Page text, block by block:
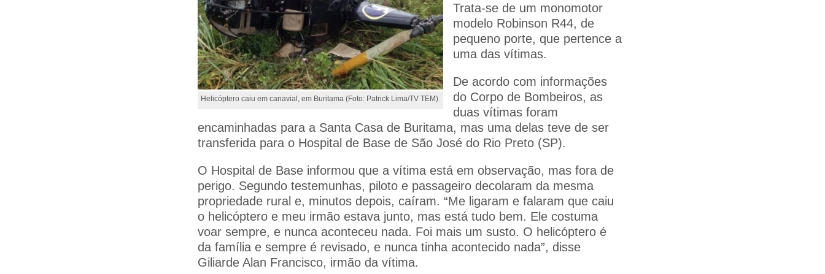
Helicóptero caiu em canavial, em Buritama (Foto: Patrick Lima/TV TEM)
Trata-se de um monomotor
modelo Robinson R44, de
pequeno porte, que pertence a
uma das vítimas.
De acordo com informações
do Corpo de Bombeiros, as
duas vítimas foram
encaminhadas para a Santa Casa de Buritama, mas uma delas teve de ser
transferida para o Hospital de Base de São José do Rio Preto (SP).
O Hospital de Base informou que a vítima está em observação, mas fora de
perigo. Segundo testemunhas, piloto e passageiro decolaram da mesma
propriedade rural e, minutos depois, caíram. “Me ligaram e falaram que caiu
o helicóptero e meu irmão estava junto, mas está tudo bem. Ele costuma
voar sempre, e nunca aconteceu nada. Foi mais um susto. O helicóptero é
da família e sempre é revisado, e nunca tinha acontecido nada”, disse
Giliarde Alan Francisco, irmão da vítima.